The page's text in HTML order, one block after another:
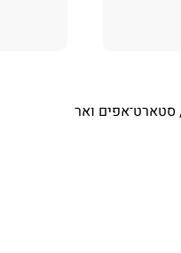
סטארט־אפים ואר